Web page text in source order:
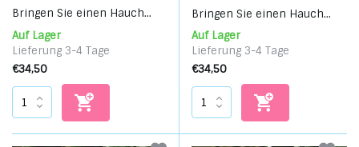
Bringen Sie einen Hauch...
Auf Lager
Lieferung 3-4 Tage
€34,50
Bringen Sie einen Hauch...
Auf Lager
Lieferung 3-4 Tage
€34,50